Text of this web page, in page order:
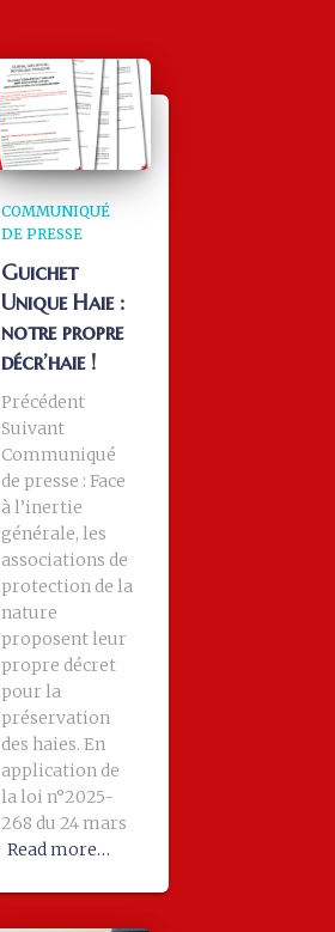
COMMUNIQUÉ
DE PRESSE
Guichet
Unique Haie :
notre propre
décr’haie !
Précédent
Suivant
Communiqué
de presse : Face
à l’inertie
générale, les
associations de
protection de la
nature
proposent leur
propre décret
pour la
préservation
des haies. En
application de
la loi n°2025-
268 du 24 mars
Read more…